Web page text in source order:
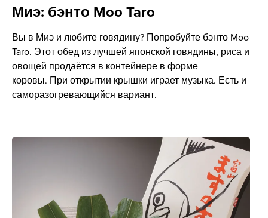
Миэ: бэнто Moo Taro
Вы в Миэ и любите говядину? Попробуйте бэнто Moo
Taro. Этот обед из лучшей японской говядины, риса и
овощей продаётся в контейнере в форме
коровы. При открытии крышки играет музыка. Есть и
саморазогревающийся вариант.